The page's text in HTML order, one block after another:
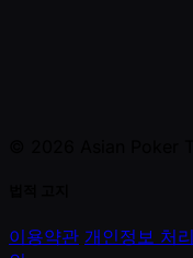
이용약관 개인정보 처